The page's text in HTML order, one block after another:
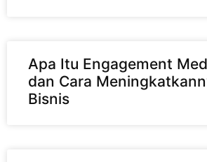
Apa Itu Engagement
dan Cara
Bisnis